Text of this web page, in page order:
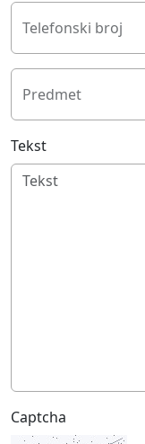
Telefonski broj
Predmet
Tekst
Captcha